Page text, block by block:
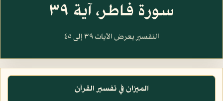
سورة فاطر، آية ٣٩
التفسير يعرض الآيات ٣٩ إلى ٤٥
الميزان في تفسير القرآن